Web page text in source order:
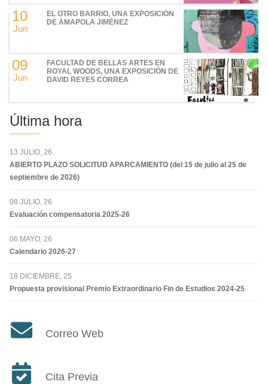
10
Jun
EL OTRO BARRIO, UNA EXPOSICIÓN
DE AMAPOLA JIMÉNEZ
09
Jun
FACULTAD DE BELLAS ARTES EN
ROYAL WOODS, UNA EXPOSICIÓN DE
DAVID REYES CORREA
Última hora
13 JULIO, 26
ABIERTO PLAZO SOLICITUD APARCAMIENTO (del 15 de julio al 25 de
septiembre de 2026)
08 JULIO, 26
Evaluación compensatoria 2025-26
06 MAYO, 26
Calendario 2026-27
18 DICIEMBRE, 25
Propuesta provisional Premio Extraordinario Fin de Estudios 2024-25
Correo Web
Cita Previa